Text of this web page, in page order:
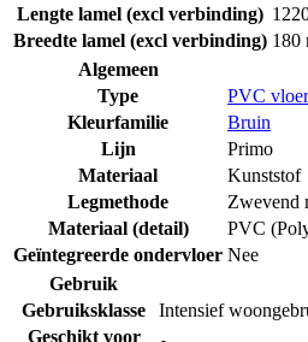
Lengte lamel (excl verbinding)
Breedte lamel (excl verbinding) 180
Algemeen
Type
PVC vloer
Kleurfamilie
Bruin
Lijn
Primo
Materiaal
Kunststof
Legmethode
Zwevend
Materiaal (detail)
PVC
Geïntegreerde ondervloer Nee
Gebruik
Gebruiksklasse
Intensief
Geschikt voor